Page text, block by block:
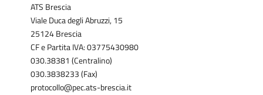
ATS Brescia
Viale Duca degli Abruzzi, 15
25124 Brescia
CF e Partita IVA: 03775430980
030.38381 (Centralino)
030.3838233 (Fax)
protocollo@pec.ats-brescia.it